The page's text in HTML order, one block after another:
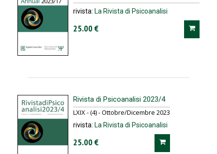
rivista: La Rivista di Psicoanalisi
25.00 €
Rivista di Psicoanalisi 2023/4
LXIX - (4) - Ottobre/Dicembre 2023
rivista: La Rivista di Psicoanalisi
25.00 €